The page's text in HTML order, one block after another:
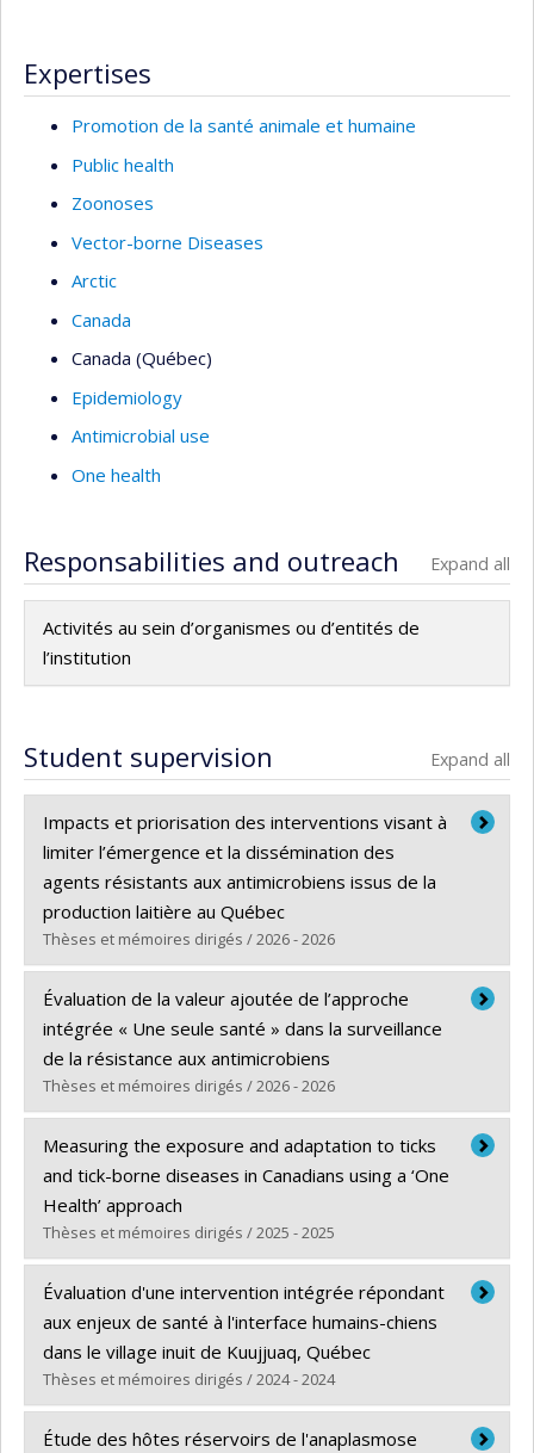
Expertises
Promotion de la santé animale et humaine
Public health
Zoonoses
Vector-borne Diseases
Arctic
Canada
Canada (Québec)
Epidemiology
Antimicrobial use
One health
Responsabilities and outreach Expand all
Activités au sein d’organismes ou d’entités de
l’institution
Student supervision Expand all
Impacts et priorisation des interventions visant à
limiter l’émergence et la dissémination des
agents résistants aux antimicrobiens issus de la
production laitière au Québec
Thèses et mémoires dirigés / 2026 - 2026
Graduate :Millar, Nikky
Cycle :Doctoral
Grade :Ph. D.
Lien vers le document dans Papyrus
Évaluation de la valeur ajoutée de l’approche
intégrée « Une seule santé » dans la surveillance
de la résistance aux antimicrobiens
Thèses et mémoires dirigés / 2026 - 2026
Graduate :Mediouni, Sarah
Cycle :Doctoral
Grade :Ph. D.
Lien vers le document dans Papyrus
Measuring the exposure and adaptation to ticks
and tick-borne diseases in Canadians using a ‘One
Health’ approach
Thèses et mémoires dirigés / 2025 - 2025
Graduate :Bowser, Natasha
Cycle :Doctoral
Grade :Ph. D.
Lien vers le document dans Papyrus
Évaluation d'une intervention intégrée répondant
aux enjeux de santé à l'interface humains-chiens
dans le village inuit de Kuujjuaq, Québec
Thèses et mémoires dirigés / 2024 - 2024
Graduate :Delesalle, Léa
Étude des hôtes réservoirs de l'anaplasmose